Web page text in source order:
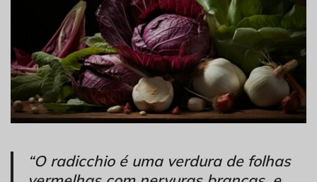
“O radicchio é uma verdura de folhas